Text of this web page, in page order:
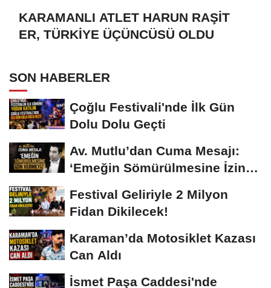
KARAMANLI ATLET HARUN RAŞİT
ER, TÜRKİYE ÜÇÜNCÜSÜ OLDU
SON HABERLER
Çoğlu Festivali'nde İlk Gün
Dolu Dolu Geçti
Av. Mutlu’dan Cuma Mesajı:
‘Emeğin Sömürülmesine İzin
Festival Geliriyle 2 Milyon
Fidan Dikilecek!
Karaman’da Motosiklet Kazası
Can Aldı
İsmet Paşa Caddesi'nde